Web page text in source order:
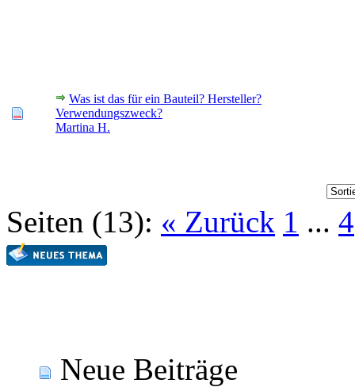
Was ist das für ein Bauteil? Hersteller?
Verwendungszweck?
Martina H.
Seiten (13): « Zurück 1 ... 4
Neue Beiträge